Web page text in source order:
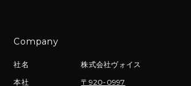
Company
社名
株式会社ヴォイス
本社
〒920-0997